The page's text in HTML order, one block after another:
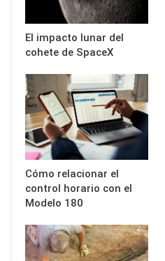
El impacto lunar del
cohete de SpaceX
Cómo relacionar el
control horario con el
Modelo 180